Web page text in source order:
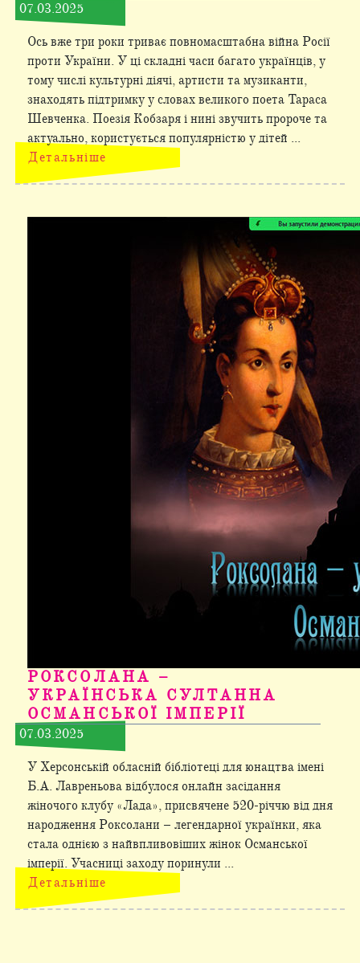
07.03.2025
Ось вже три роки триває повномасштабна війна Росії
проти України. У ці складні часи багато українців, у
тому числі культурні діячі, артисти та музиканти,
знаходять підтримку у словах великого поета Тараса
Шевченка. Поезія Кобзаря і нині звучить пророче та
актуально, користується популярністю у дітей ...
Детальніше
РОКСОЛАНА –
УКРАЇНСЬКА СУЛТАННА
ОСМАНСЬКОЇ ІМПЕРІЇ
07.03.2025
У Херсонській обласній бібліотеці для юнацтва імені
Б.А. Лавреньова відбулося онлайн засідання
жіночого клубу «Лада», присвячене 520-річчю від дня
народження Роксолани – легендарної українки, яка
стала однією з найвпливовіших жінок Османської
імперії. Учасниці заходу поринули ...
Детальніше